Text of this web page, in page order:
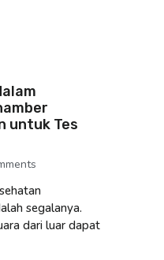
untuk Tes
segalanya.
dari luar dapat